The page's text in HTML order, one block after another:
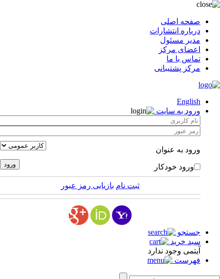
صفحه اصلی
درباره انتشارات
مدیر مسئول
اعضای مرکز
تماس با ما
مرکز پشتیبانی
English
ورود به سایت
ورود به عنوان
ورود خودکار
ثبت نام بازیابی رمز عبور
جستجو
سبد خرید
آیتمی وجود ندارد
فهرست